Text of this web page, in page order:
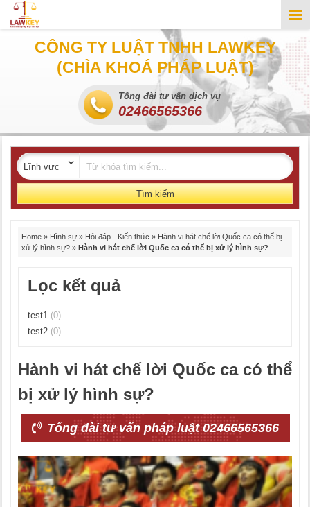
CÔNG TY LUẬT TNHH LAWKEY
(CHÌA KHOÁ PHÁP LUẬT)
Tổng đài tư vấn dịch vụ
02466565366
Tìm kiếm
Home » Hình sự » Hỏi đáp - Kiến thức » Hành vi hát chế lời Quốc ca có thể bị
xử lý hình sự? » Hành vi hát chế lời Quốc ca có thể bị xử lý hình sự?
Lọc kết quả
test1 (0)
test2 (0)
Hành vi hát chế lời Quốc ca có thể
bị xử lý hình sự?
Tổng đài tư vấn pháp luật 02466565366